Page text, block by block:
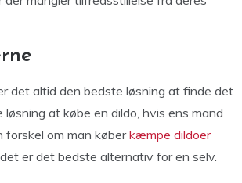
det altid den bedste løsning at finde det
at købe en dildo, hvis ens mand
forskel om man køberkæmpe dildoer
er det bedste alternativ for en selv.